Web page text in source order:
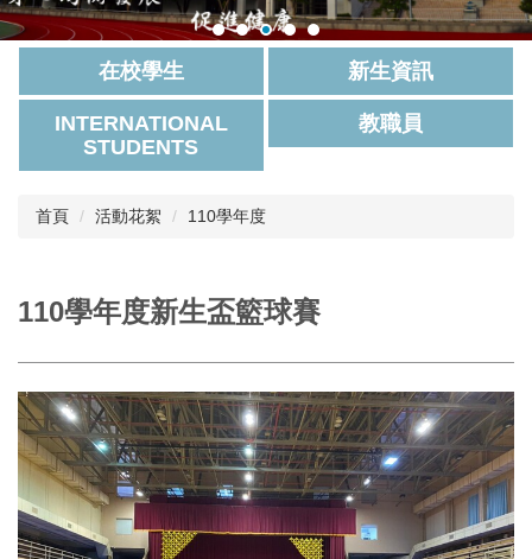
在校學生 新生資訊
INTERNATIONAL
STUDENTS
教職員
首頁 活動花絮 110學年度
110學年度新生盃籃球賽